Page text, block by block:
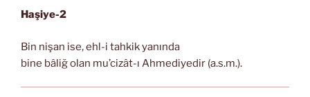
Haşiye-2
Bin nişan ise, ehl-i tahkik yanında
bine bâliğ olan mu’cizât-ı Ahmediyedir (a.s.m.).